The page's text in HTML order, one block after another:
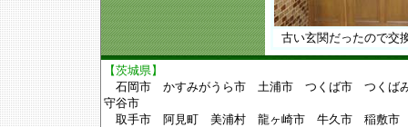
古い玄関だったので交
【茨城県】
石岡市 かすみがうら市 土浦市 つくば市 つくば
守谷市
取手市 阿見町 美浦村 龍ヶ崎市 牛久市 稲敷